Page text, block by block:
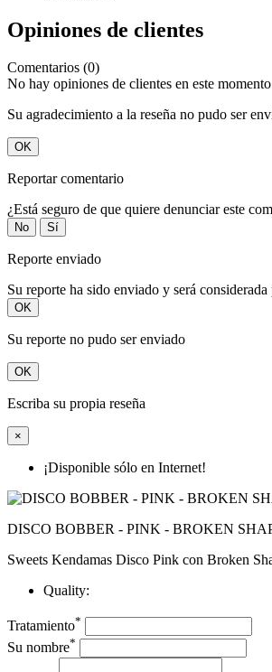
Opiniones de clientes
Comentarios (0)
No hay opiniones de clientes en este
Su agradecimiento a la reseña no pudo ser
OK
Reportar comentario
¿Está seguro de que quiere denunciar este
No Sí
Reporte enviado
Su reporte ha sido enviado y será
OK
Su reporte no pudo ser enviado
OK
Escriba su propia reseña
×
¡Disponible sólo en Internet!
DISCO BOBBER - PINK - BROKEN
Sweets Kendamas Disco Pink con Broken
Quality:
Tratamiento*
Su nombre*